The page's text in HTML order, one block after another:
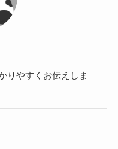
りやすくお伝えしま